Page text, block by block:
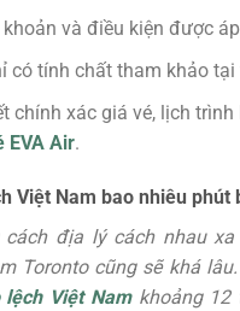
khoản và điều kiện được
có tính chất tham khảo
chính xác giá vé, lịch
EVA Air.
Việt Nam bao nhiêu phút
cách địa lý cách nhau
Toronto cũng sẽ khá
lệch Việt Namkhoảng 12